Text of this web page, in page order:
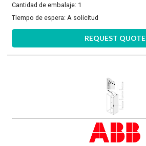
Cantidad de embalaje: 1
Tiempo de espera:A solicitud
REQUEST QUOTE